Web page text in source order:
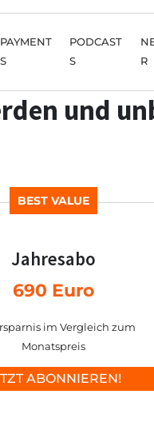
PAYMENT
S
PODCAST
S
R
und
BEST VALUE
Jahresabo
690 Euro
im Vergleich zum
Monatspreis
ABONNIEREN!